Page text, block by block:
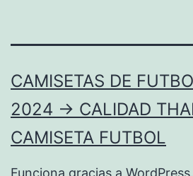
CAMISETAS DE
2024 → CALIDAD
CAMISETA FUTBOL